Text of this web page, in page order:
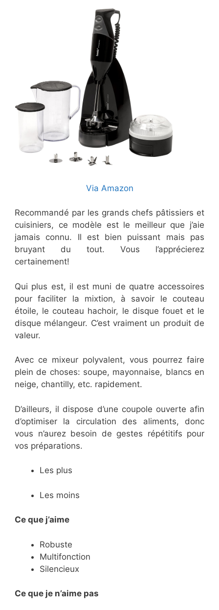
Via Amazon
Recommandé par les grands chefs pâtissiers et
cuisiniers, ce modèle est le meilleur que j’aie
jamais connu. Il est bien puissant mais pas
bruyant du tout. Vous l’apprécierez
certainement!
Qui plus est, il est muni de quatre accessoires
pour faciliter la mixtion, à savoir le couteau
étoile, le couteau hachoir, le disque fouet et le
disque mélangeur. C’est vraiment un produit de
valeur.
Avec ce mixeur polyvalent, vous pourrez faire
plein de choses: soupe, mayonnaise, blancs en
neige, chantilly, etc. rapidement.
D’ailleurs, il dispose d’une coupole ouverte afin
d’optimiser la circulation des aliments, donc
vous n’aurez besoin de gestes répétitifs pour
vos préparations.
Les plus
Les moins
Ce que j’aime
Robuste
Multifonction
Silencieux
Ce que je n’aime pas